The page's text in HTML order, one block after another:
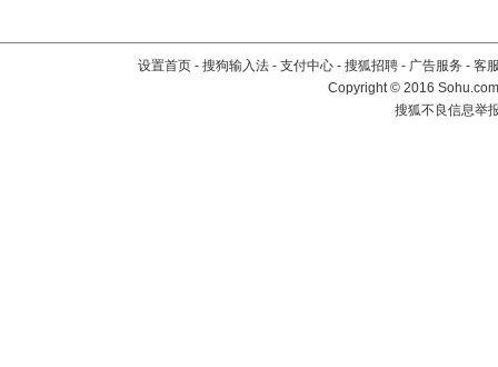
设置首页 - 搜狗输入法 - 支付中心 - 搜狐招聘 - 广告服务 - 客
Copyright©2016
搜狐不良信息举